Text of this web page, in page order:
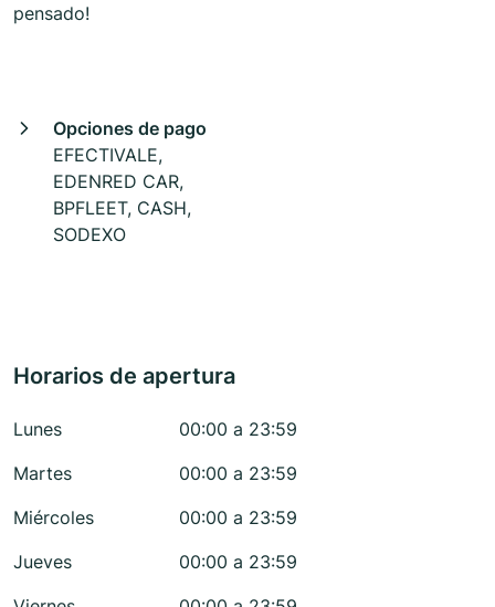
pensado!
Opciones de pago
EFECTIVALE,
EDENRED CAR,
BPFLEET, CASH,
SODEXO
Horarios de apertura
Lunes
00:00 a 23:59
Martes
00:00 a 23:59
Miércoles
00:00 a 23:59
Jueves
00:00 a 23:59